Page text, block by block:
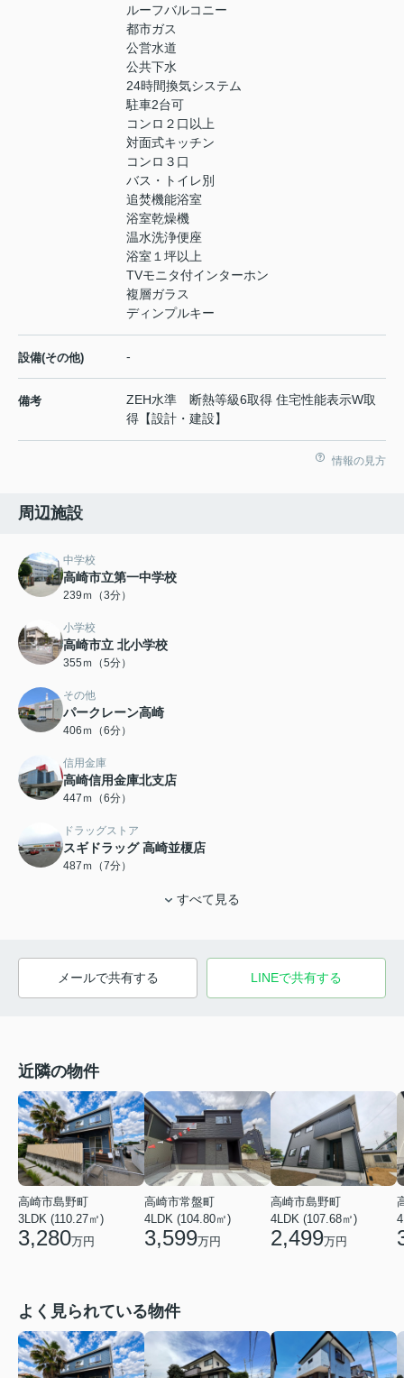
ルーフバルコニー
都市ガス
公営水道
公共下水
24時間換気システム
駐車2台可
コンロ２口以上
対面式キッチン
コンロ３口
バス・トイレ別
追焚機能浴室
浴室乾燥機
温水洗浄便座
浴室１坪以上
TVモニタ付インターホン
複層ガラス
ディンプルキー
設備(その他) -
備考
ZEH水準 断熱等級6取得 住宅性能表示W取
得【設計・建設】
情報の見方
周辺施設
中学校
高崎市立第一中学校
239ｍ（3分）
小学校
高崎市立 北小学校
355ｍ（5分）
その他
パークレーン高崎
406ｍ（6分）
信用金庫
高崎信用金庫北支店
447ｍ（6分）
ドラッグストア
スギドラッグ 高崎並榎店
487ｍ（7分）
すべて見る
メールで共有する LINEで共有する
近隣の物件
高崎市島野町
3LDK (110.27㎡)
3,280万円
高崎市常盤町
4LDK (104.80㎡)
3,599万円
高崎市島野町
4LDK (107.68㎡)
2,499万円
よく見られている物件